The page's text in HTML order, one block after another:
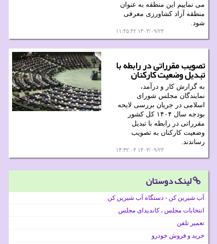
می نماییم این منطقه به عنوان
منطقه آزاد کشاورزی معرفی
شود.
۱۴۰۳/۰۹/۲۴ ۱۱:۴۵:۴۲
تصویب مقرراتی در رابطه با
تبدیل وضعیت کارکنان
به گزارش کار و درآمد،
نمایندگان مجلس شورای
اسلامی در جریان بررسی لایحه
بودجه سال ۱۴۰۴ کل کشور
مقرراتی در رابطه با تبدیل
وضعیت کارکنان به تصویب
رساندند.
۱۴۰۳/۰۹/۲۳ ۱۴:۳۲:۰۴
لینک دوستان
آب شیرین کن - دستگاه آب شیرین کن
انتخابات مجلس ، کاندیدای مجلس
تعمیر تلفن
خرید و فروش خودرو